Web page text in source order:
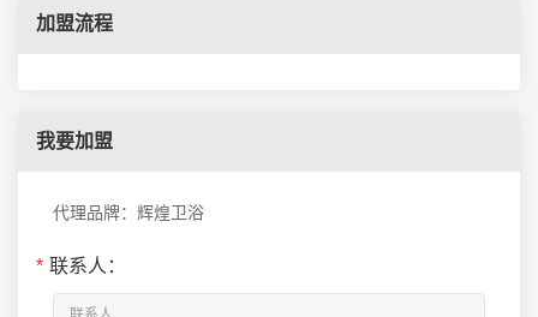
加盟流程
我要加盟
代理品牌：辉煌卫浴
* 联系人：